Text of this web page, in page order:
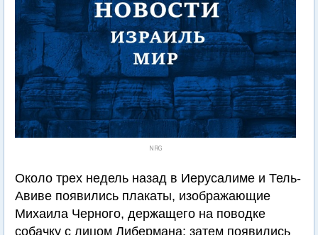
NRG
Около трех недель назад в Иерусалиме и Тель-
Авиве появились плакаты, изображающие
Михаила Черного, держащего на поводке
собачку с лицом Либермана; затем появились